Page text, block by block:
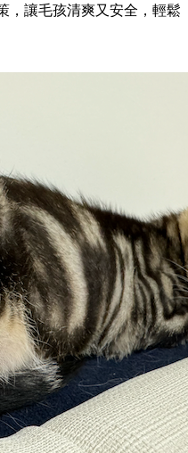
，讓毛孩清爽又安全，輕鬆